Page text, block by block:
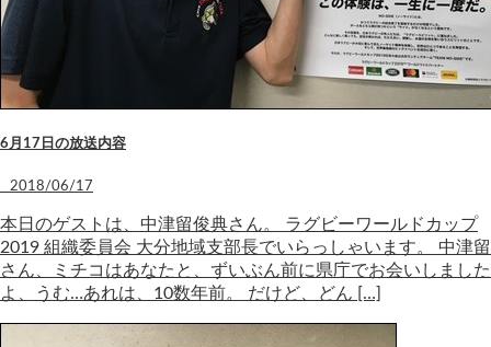
6月17日の放送内容
2018/06/17
本日のゲストは、中津留俊典さん。 ラグビーワールドカップ
2019 組織委員会 大分地域支部長でいらっしゃいます。 中津留
さん、ミチコはあなたと、ずいぶん前に県庁でお会いしました
よ、うむ…あれは、10数年前。 だけど、どん […]